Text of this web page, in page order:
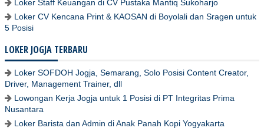
Loker Staff Keuangan di CV Pustaka Mantiq Sukoharjo
Loker CV Kencana Print & KAOSAN di Boyolali dan Sragen untuk
5 Posisi
LOKER JOGJA TERBARU
Loker SOFDOH Jogja, Semarang, Solo Posisi Content Creator,
Driver, Management Trainer, dll
Lowongan Kerja Jogja untuk 1 Posisi di PT Integritas Prima
Nusantara
Loker Barista dan Admin di Anak Panah Kopi Yogyakarta